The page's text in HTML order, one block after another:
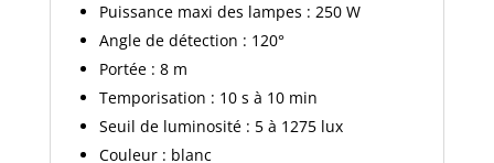
Puissance maxi des lampes : 250 W
Angle de détection : 120°
Portée : 8 m
Temporisation : 10 s à 10 min
Seuil de luminosité : 5 à 1275 lux
Couleur : blanc